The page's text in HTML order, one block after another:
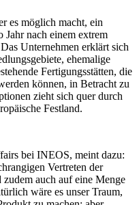
es möglich macht, ein
nach einem extrem
Unternehmen erklärt sich
ehemalige
Fertigungsstätten, die
können, in Betracht zu
zieht sich quer durch
Festland.
bei INEOS, meint dazu:
Vertreten der
auch auf eine Menge
wäre es unser Traum,